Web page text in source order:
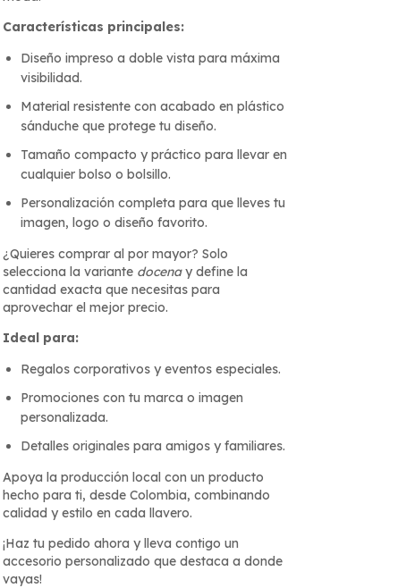
Características principales:
Diseño impreso a doble vista para máxima
visibilidad.
Material resistente con acabado en plástico
sánduche que protege tu diseño.
Tamaño compacto y práctico para llevar en
cualquier bolso o bolsillo.
Personalización completa para que lleves tu
imagen, logo o diseño favorito.
¿Quieres comprar al por mayor? Solo
selecciona la variante docenay define la
cantidad exacta que necesitas para
aprovechar el mejor precio.
Ideal para:
Regalos corporativos y eventos especiales.
Promociones con tu marca o imagen
personalizada.
Detalles originales para amigos y familiares.
Apoya la producción local con un producto
hecho para ti, desde Colombia, combinando
calidad y estilo en cada llavero.
¡Haz tu pedido ahora y lleva contigo un
accesorio personalizado que destaca a donde
vayas!